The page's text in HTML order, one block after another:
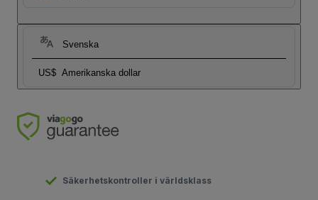
Svenska
US$ Amerikanska dollar
Säkerhetskontroller i världsklass